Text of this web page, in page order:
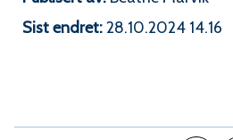
e
Sist endret 28.10.2024 14.16